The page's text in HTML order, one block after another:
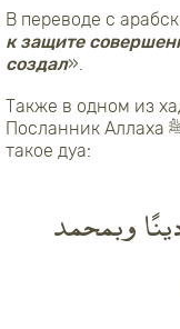
В переводе с
к защите
создал».
Также в одном из
Посланник Аллаха ﷺ посоветовал читать мусульманам
такое дуа:
وبمحمد